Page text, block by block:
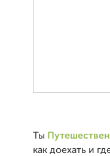
Ты
как доехать и